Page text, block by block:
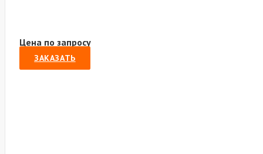
Цена по запросу
ЗАКАЗАТЬ